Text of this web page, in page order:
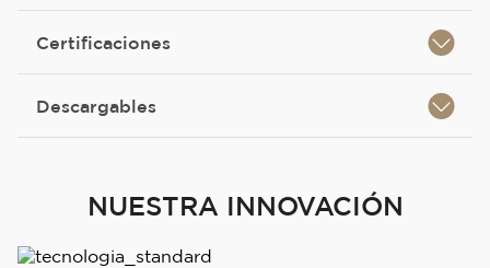
Certificaciones
Descargables
NUESTRA INNOVACIÓN